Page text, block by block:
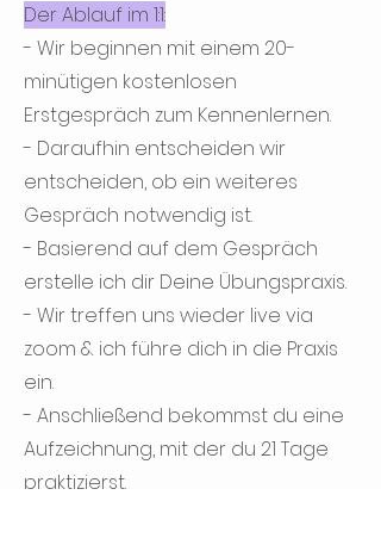
Der Ablauf im 1:1:
- Wir beginnen mit einem 20-
minütigen kostenlosen
Erstgespräch zum Kennenlernen.
- Daraufhin entscheiden wir
entscheiden, ob ein weiteres
Gespräch notwendig ist.
- Basierend auf dem Gespräch
erstelle ich dir Deine Übungspraxis.
- Wir treffen uns wieder live via
zoom & ich führe dich in die Praxis
ein.
- Anschließend bekommst du eine
Aufzeichnung, mit der du 21 Tage
praktizierst.